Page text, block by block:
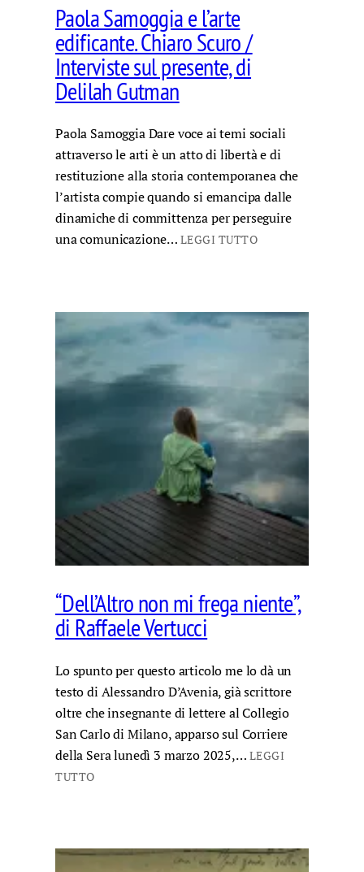
Paola Samoggia e l’arte
edificante. Chiaro Scuro /
Interviste sul presente, di
Delilah Gutman
Paola Samoggia Dare voce ai temi sociali
attraverso le arti è un atto di libertà e di
restituzione alla storia contemporanea che
l’artista compie quando si emancipa dalle
dinamiche di committenza per perseguire
una comunicazione… LEGGI TUTTO
“Dell’Altro non mi frega niente”,
di Raffaele Vertucci
Lo spunto per questo articolo me lo dà un
testo di Alessandro D’Avenia, già scrittore
oltre che insegnante di lettere al Collegio
San Carlo di Milano, apparso sul Corriere
della Sera lunedì 3 marzo 2025,… LEGGI
TUTTO